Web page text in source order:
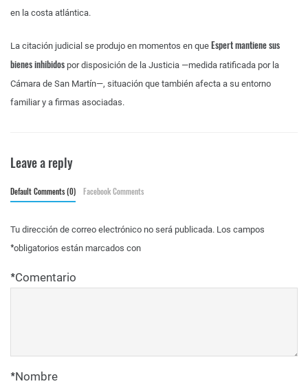
en la costa atlántica.
La citación judicial se produjo en momentos en que Espert mantiene sus
bienes inhibidos por disposición de la Justicia —medida ratificada por la
Cámara de San Martín—, situación que también afecta a su entorno
familiar y a firmas asociadas.
Leave a reply
Default Comments (0) Facebook Comments
Tu dirección de correo electrónico no será publicada. Los campos
obligatorios están marcados con
*
Comentario
*
Nombre
*